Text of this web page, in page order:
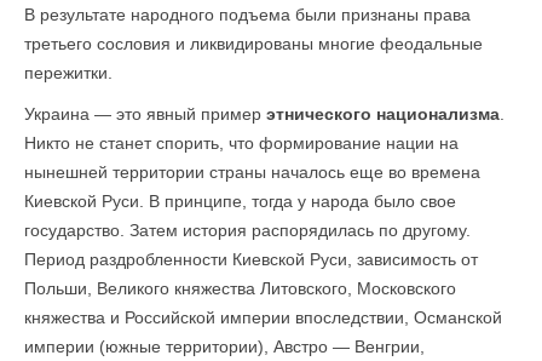
В результате народного подъема были признаны права
третьего сословия и ликвидированы многие феодальные
пережитки.
Украина — это явный пример этнического национализма
Никто не станет спорить, что формирование нации на
нынешней территории страны началось еще во времена
Киевской Руси. В принципе, тогда у народа было свое
государство. Затем история распорядилась по другому.
Период раздробленности Киевской Руси, зависимость от
Польши, Великого княжества Литовского, Московского
княжества и Российской империи впоследствии, Османской
империи (южные территории), Австро — Венгрии,